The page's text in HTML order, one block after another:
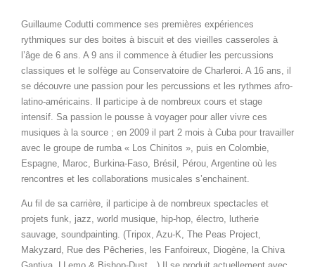
Guillaume Codutti commence ses premières expériences
rythmiques sur des boites à biscuit et des vieilles casseroles à
l’âge de 6 ans. A 9 ans il commence à étudier les percussions
classiques et le solfège au Conservatoire de Charleroi. A 16 ans, il
se découvre une passion pour les percussions et les rythmes afro-
latino-américains. Il participe à de nombreux cours et stage
intensif. Sa passion le pousse à voyager pour aller vivre ces
musiques à la source ; en 2009 il part 2 mois à Cuba pour travailler
avec le groupe de rumba « Los Chinitos », puis en Colombie,
Espagne, Maroc, Burkina-Faso, Brésil, Pérou, Argentine où les
rencontres et les collaborations musicales s’enchainent.
Au fil de sa carrière, il participe à de nombreux spectacles et
projets funk, jazz, world musique, hip-hop, électro, lutherie
sauvage, soundpainting. (Tripox, Azu-K, The Peas Project,
Makyzard, Rue des Pêcheries, les Fanfoireux, Diogène, la Chiva
Gantiva, LLemo & Bishop-Dust…) Il se produit actuellement avec